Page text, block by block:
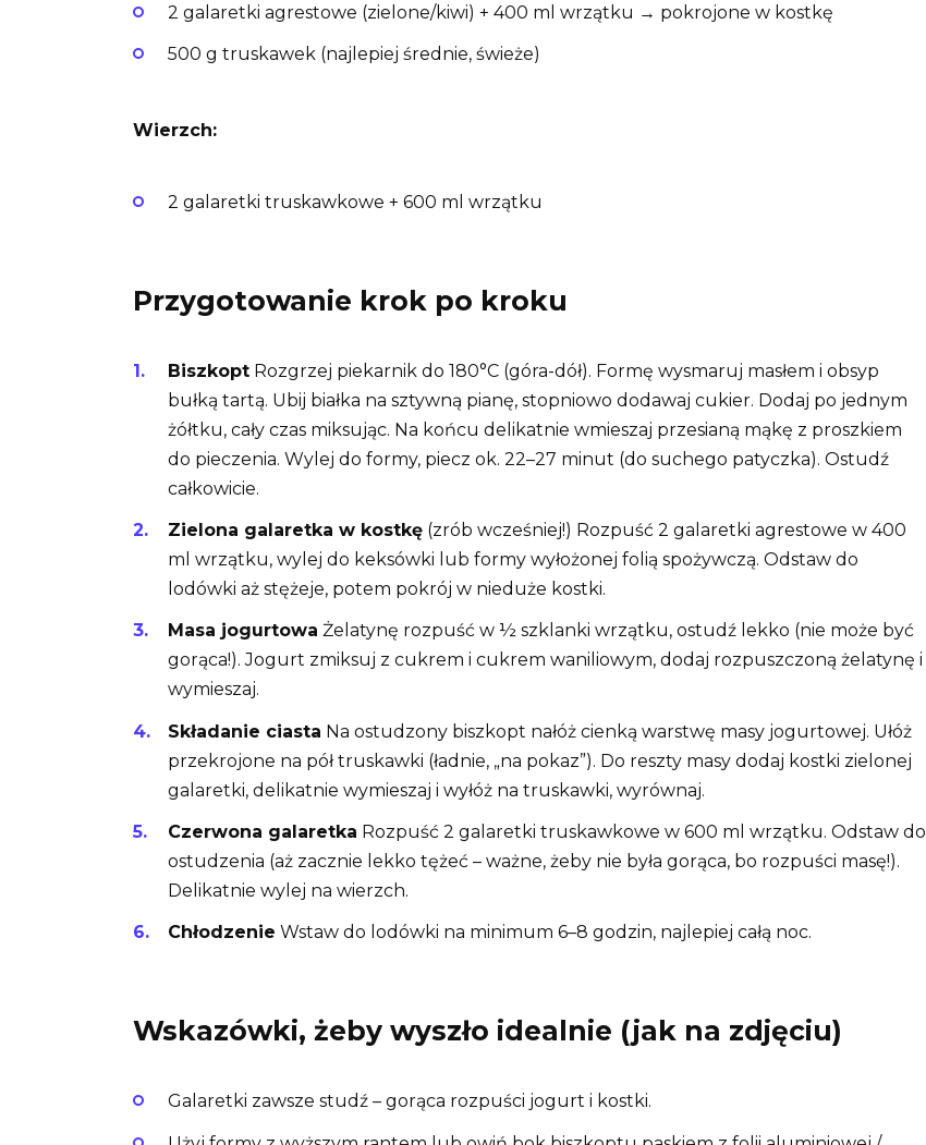
2 galaretki agrestowe (zielone/kiwi) + 400 ml wrzątku → pokrojone w kostkę
500 g truskawek (najlepiej średnie, świeże)
Wierzch:
2 galaretki truskawkowe + 600 ml wrzątku
Przygotowanie krok po kroku
Biszkopt Rozgrzej piekarnik do 180°C (góra-dół). Formę wysmaruj masłem i obsyp
bułką tartą. Ubij białka na sztywną pianę, stopniowo dodawaj cukier. Dodaj po jednym
żółtku, cały czas miksując. Na końcu delikatnie wmieszaj przesianą mąkę z proszkiem
do pieczenia. Wylej do formy, piecz ok. 22–27 minut (do suchego patyczka). Ostudź
całkowicie.
Zielona galaretka w kostkę (zrób wcześniej!) Rozpuść 2 galaretki agrestowe w 400
ml wrzątku, wylej do keksówki lub formy wyłożonej folią spożywczą. Odstaw do
lodówki aż stężeje, potem pokrój w nieduże kostki.
Masa jogurtowa Żelatynę rozpuść w ½ szklanki wrzątku, ostudź lekko (nie może być
gorąca!). Jogurt zmiksuj z cukrem i cukrem waniliowym, dodaj rozpuszczoną żelatynę i
wymieszaj.
Składanie ciasta Na ostudzony biszkopt nałóż cienką warstwę masy jogurtowej. Ułóż
przekrojone na pół truskawki (ładnie, „na pokaz”). Do reszty masy dodaj kostki zielonej
galaretki, delikatnie wymieszaj i wyłóż na truskawki, wyrównaj.
Czerwona galaretka Rozpuść 2 galaretki truskawkowe w 600 ml wrzątku. Odstaw do
ostudzenia (aż zacznie lekko tężeć – ważne, żeby nie była gorąca, bo rozpuści masę!).
Delikatnie wylej na wierzch.
Chłodzenie Wstaw do lodówki na minimum 6–8 godzin, najlepiej całą noc.
Wskazówki, żeby wyszło idealnie (jak na zdjęciu)
Galaretki zawsze studź – gorąca rozpuści jogurt i kostki.